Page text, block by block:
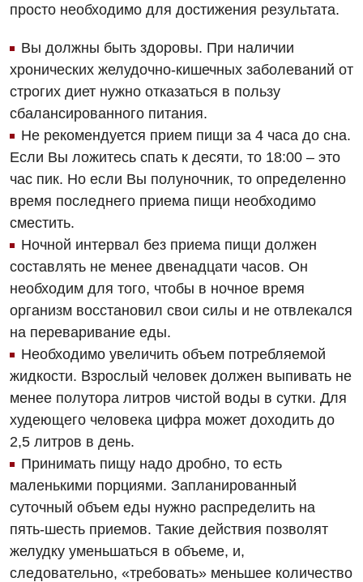
Медицинская психология
Неврология
Онкологическое отделение
Ортопедия и травматология
Оториноларингология
Офтальмологическое отделение
Проктология
Пульмонология
Ревматология
Урология
Физиотерапия
Хирургическое отделение
Эндокринология
Для детей
Детская аллергология
Детская гастроэнтерология
Детская гинекология
просто необходимо для достижения результата.
Вы должны быть здоровы. При наличии
хронических желудочно-кишечных заболеваний от
строгих диет нужно отказаться в пользу
сбалансированного питания.
Не рекомендуется прием пищи за 4 часа до сна.
Если Вы ложитесь спать к десяти, то 18:00 – это
час пик. Но если Вы полуночник, то определенно
время последнего приема пищи необходимо
сместить.
Ночной интервал без приема пищи должен
составлять не менее двенадцати часов. Он
необходим для того, чтобы в ночное время
организм восстановил свои силы и не отвлекался
на переваривание еды.
Необходимо увеличить объем потребляемой
жидкости. Взрослый человек должен выпивать не
менее полутора литров чистой воды в сутки. Для
худеющего человека цифра может доходить до
2,5 литров в день.
Принимать пищу надо дробно, то есть
маленькими порциями. Запланированный
суточный объем еды нужно распределить на
пять-шесть приемов. Такие действия позволят
желудку уменьшаться в объеме, и,
следовательно, «требовать» меньшее количество